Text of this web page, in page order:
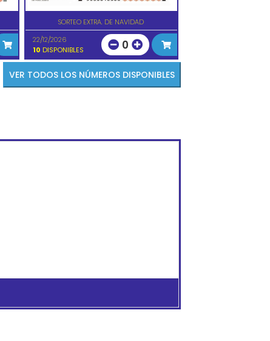
SORTEO EXTRA. DE NAVIDAD
22/12/2026
10 DISPONIBLES 0
VER TODOS LOS NÚMEROS DISPONIBLES